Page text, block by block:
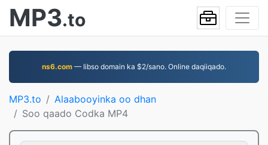
MP3.to
ns6.com — Iibso domain ka $2/sano. Online daqiiqado.
MP3.to
Alaabooyinka oo dhan
Soo qaado Codka MP4